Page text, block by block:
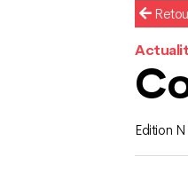
Edition